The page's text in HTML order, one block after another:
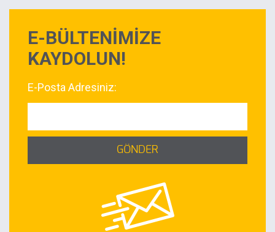
E-BÜLTENİMİZE
KAYDOLUN!
E-Posta Adresiniz:
GÖNDER